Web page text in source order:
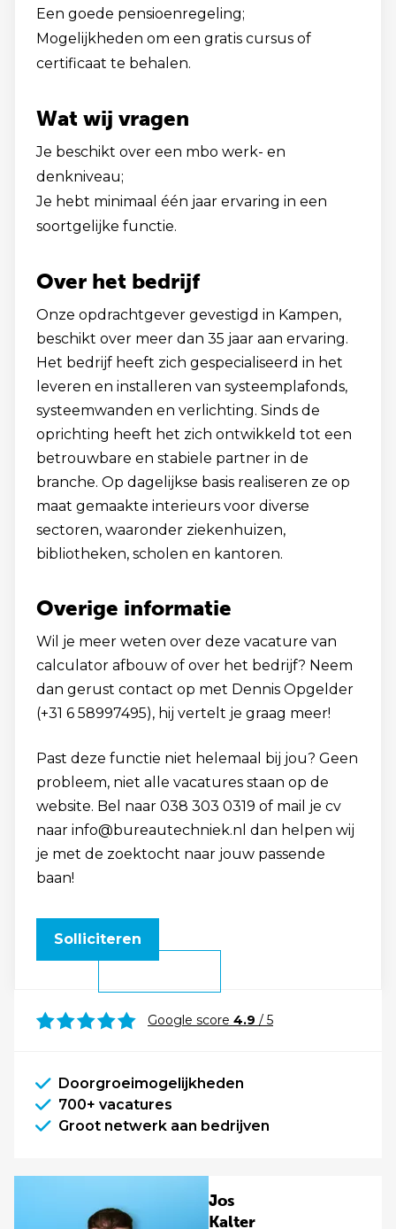
Een goede pensioenregeling;
Mogelijkheden om een gratis cursus of
certificaat te behalen.
Wat wij vragen
Je beschikt over een mbo werk- en
denkniveau;
Je hebt minimaal één jaar ervaring in een
soortgelijke functie.
Over het bedrijf
Onze opdrachtgever gevestigd in Kampen,
beschikt over meer dan 35 jaar aan ervaring.
Het bedrijf heeft zich gespecialiseerd in het
leveren en installeren van systeemplafonds,
systeemwanden en verlichting. Sinds de
oprichting heeft het zich ontwikkeld tot een
betrouwbare en stabiele partner in de
branche. Op dagelijkse basis realiseren ze op
maat gemaakte interieurs voor diverse
sectoren, waaronder ziekenhuizen,
bibliotheken, scholen en kantoren.
Overige informatie
Wil je meer weten over deze vacature van
calculator afbouw of over het bedrijf? Neem
dan gerust contact op met Dennis Opgelder
(+31 6 58997495), hij vertelt je graag meer!
Past deze functie niet helemaal bij jou? Geen
probleem, niet alle vacatures staan op de
website. Bel naar 038 303 0319 of mail je cv
naar info@bureautechniek.nl dan helpen wij
je met de zoektocht naar jouw passende
baan!
Solliciteren
Google score 4.9 / 5
Doorgroeimogelijkheden
700+ vacatures
Groot netwerk aan bedrijven
Jos
Kalter